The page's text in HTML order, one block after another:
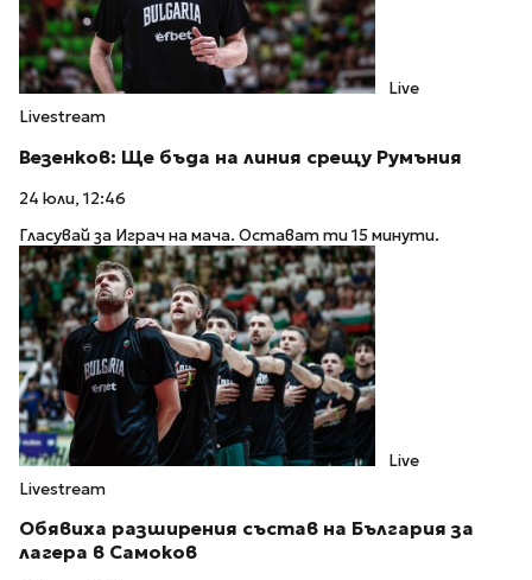
Live
Livestream
Везенков: Ще бъда на линия срещу Румъния
24 юли, 12:46
Гласувай за Играч на мача. Остават ти 15 минути.
Live
Livestream
Обявиха разширения състав на България за
лагера в Самоков